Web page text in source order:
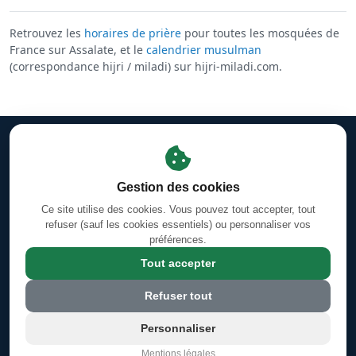
Retrouvez les horaires de prière pour toutes les mosquées de
France sur Assalate, et le calendrier musulman
(correspondance hijri / miladi) sur hijri-miladi.com.
Gestion des cookies
Horaires des prières d'Orléans-La-Source
Sourates & Versets
Calendrier Hégirien/Grégorien (Hijri/Miladi)
4 Rue Jules Ferry, 45100 Orléans, France
© 2026 Grande Mosquée Annour d'Orléans Sud - mosquee-orleans-
sud.com
Gestion des cookies
Ce site utilise des cookies. Vous pouvez tout accepter, tout
refuser (sauf les cookies essentiels) ou personnaliser vos
préférences.
Tout accepter
Refuser tout
Personnaliser
Mentions légales